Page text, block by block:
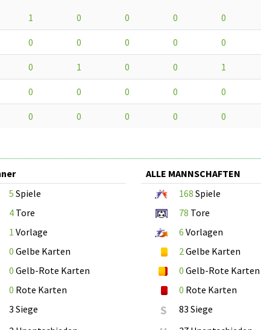
1 0 0 0 0
0 0 0 0 0
0 1 0 0 1
0 0 0 0 0
0 0 0 0 0
5 Spiele
4 Tore
1 Vorlage
0 Gelbe Karten
0 Gelb-Rote Karten
0 Rote Karten
3 Siege
ALLE MANNSCHAFTEN
168 Spiele
78 Tore
6 Vorlagen
2 Gelbe Karten
0 Gelb-Rote Karten
0 Rote Karten
S 83 Siege